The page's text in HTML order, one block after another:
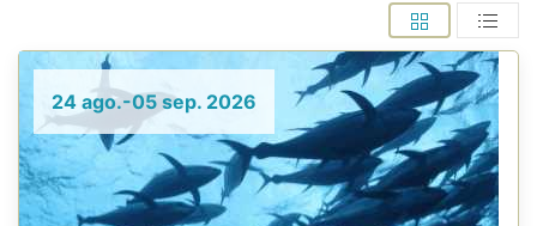
24 ago.-05 sep. 2026